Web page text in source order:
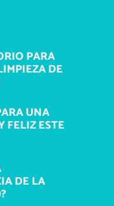
PARA
DE
UNA
FELIZ ESTE
DE LA